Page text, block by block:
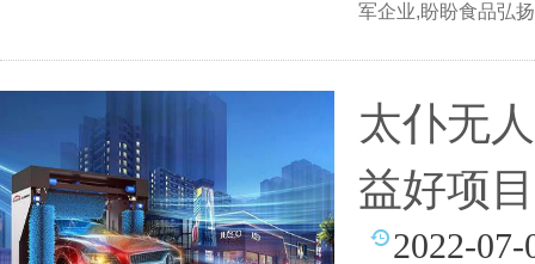
军企业,盼盼食品弘
太仆无
益好项目
2022-07-